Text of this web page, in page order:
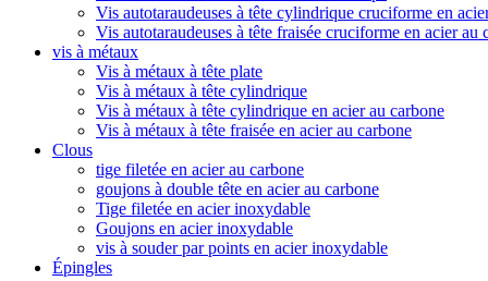
Vis autotaraudeuses à tête cylindrique cruciforme en
Vis autotaraudeuses à tête fraisée cruciforme en acier au
vis à métaux
Vis à métaux à tête plate
Vis à métaux à tête cylindrique
Vis à métaux à tête cylindrique en acier au carbone
Vis à métaux à tête fraisée en acier au carbone
Clous
tige filetée en acier au carbone
goujons à double tête en acier au carbone
Tige filetée en acier inoxydable
Goujons en acier inoxydable
vis à souder par points en acier inoxydable
Épingles